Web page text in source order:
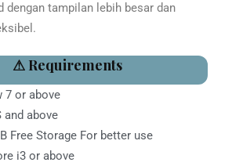
dengan tampilan lebih besar dan
⚠ Requirements
7 or above
and above
Free Storage For better use
i3 or above